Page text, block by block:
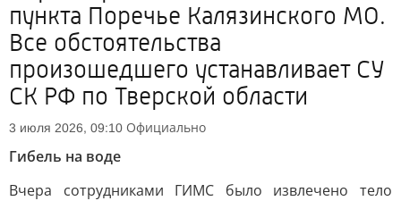
пункта Поречье Калязинского МО.
Все обстоятельства
произошедшего устанавливает СУ
СК РФ по Тверской области
3 июля 2026, 09:10 Официально
Гибель на воде
Вчера сотрудниками ГИМС было извлечено тело